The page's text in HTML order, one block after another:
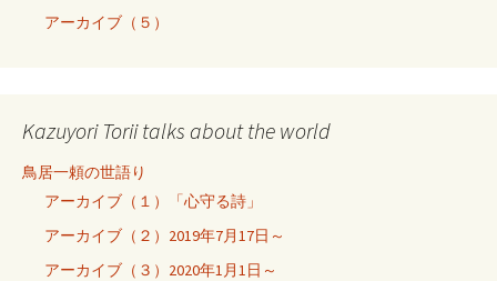
アーカイブ（５）
Kazuyori Torii talks about the world
鳥居一頼の世語り
アーカイブ（１）「心守る詩」
アーカイブ（２）2019年7月17日～
アーカイブ（３）2020年1月1日～